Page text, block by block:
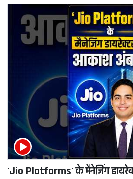
'Jio Platforms' के मैनेजिंग